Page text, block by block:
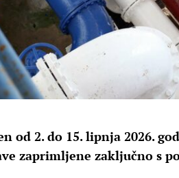
od 2. do 15. lipnja 2026.
zaprimljene zaključno s